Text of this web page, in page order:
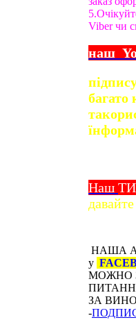
Viber чи
наш
багато
та
Наш
НАША
у
МОЖНО
ЗА
-